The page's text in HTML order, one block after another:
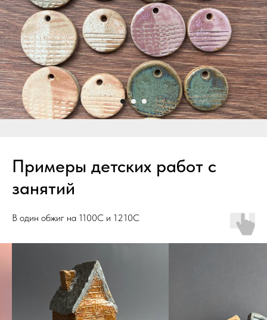
Примеры детских работ с
занятий
В один обжиг на 1100С и 1210С